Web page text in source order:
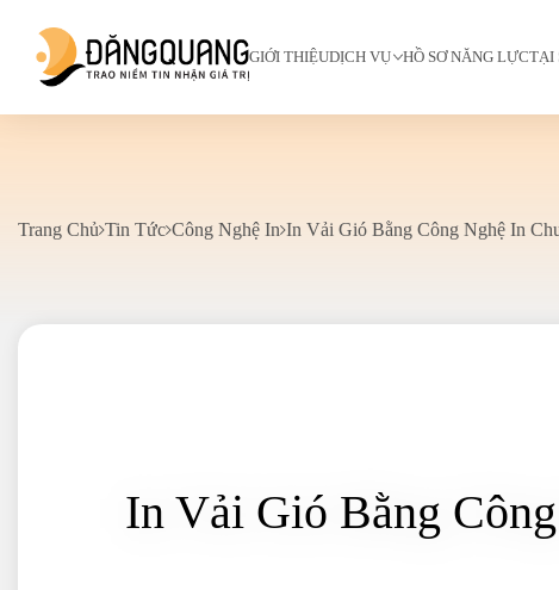
GIỚI THIỆUDỊCH VỤ HỒ SƠ NĂNG LỰCTẠI
Trang Chủ Tin Tức Công Nghệ In In Vải Gió Bằng Công Nghệ In
In Vải Gió Bằng